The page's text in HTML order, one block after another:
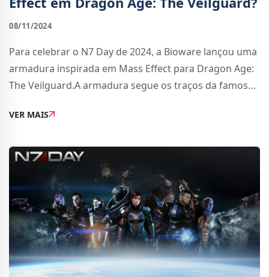
08/11/2024
Para celebrar o N7 Day de 2024, a Bioware lançou uma
armadura inspirada em Mass Effect para Dragon Age:
The Veilguard.A armadura segue os traços da famosa
tema de fantasia medieval. O resultado é um
VER MAIS